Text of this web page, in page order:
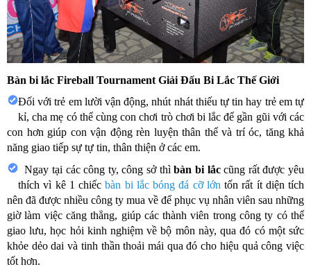
Bàn bi lắc Fireball Tournament Giải Đấu Bi Lắc Thế Giới
Đối với trẻ em lười vận động, nhút nhát thiếu tự tin hay trẻ em tự
kỉ, cha mẹ có thể cùng con chơi trò chơi bi lắc để gần gũi với các
con hơn giúp con vận động rèn luyện thân thể và trí óc, tăng khả
năng giao tiếp sự tự tin, thân thiện ở các em.
Ngay tại các công ty, công sở thìbàn bi lắccũng rất được yêu
thích vì kê 1 chiếcbàn bi lắc bóng đá cỡ lớn tốn rất ít diện tích
nên đã được nhiều công ty mua về để phục vụ nhân viên sau những
giờ làm việc căng thẳng, giúp các thành viên trong công ty có thể
giao lưu, học hỏi kinh nghiệm về bộ môn này, qua đó có một sức
khỏe dẻo dai và tinh thần thoải mái qua đó cho hiệu quả công việc
tốt hơn.